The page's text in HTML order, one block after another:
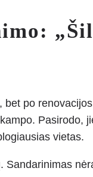
po
Pasirodo,
vietas.
Sandarinimas